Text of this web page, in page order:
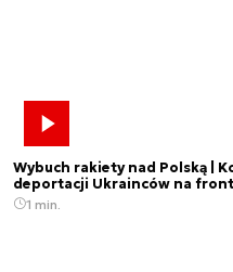
Wybuch rakiety nad Polską |
deportacji Ukrainców na front
1 min.